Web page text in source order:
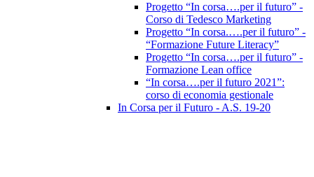
Progetto “In corsa….per il futuro” -
Corso di Tedesco Marketing
Progetto “In corsa.….per il futuro” -
“Formazione Future Literacy”
Progetto “In corsa….per il futuro” -
Formazione Lean office
“In corsa….per il futuro 2021”:
corso di economia gestionale
In Corsa per il Futuro - A.S. 19-20